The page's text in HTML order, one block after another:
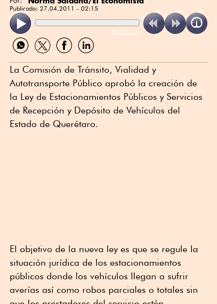
Publicado: 27.04.2011 - 02:15
ReadSpeaker
Compartir
por
Compartir
por
Compartir
por
Compartir
por
La Comisión de Tránsito, Vialidad y
Autotransporte Público aprobó la creación de
la Ley de Estacionamientos Públicos y Servicios
de Recepción y Depósito de Vehículos del
Estado de Querétaro.
El objetivo de la nueva ley es que se regule la
situación jurídica de los estacionamientos
públicos donde los vehículos llegan a sufrir
averías así como robos parciales o totales sin